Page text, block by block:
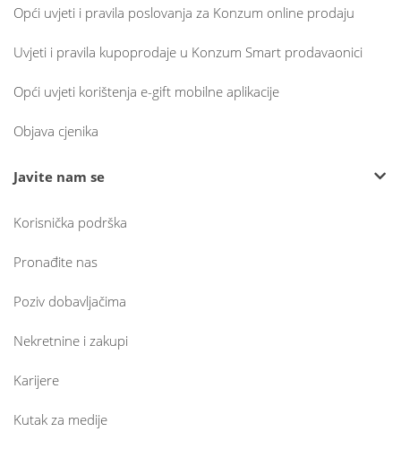
Opći uvjeti i pravila poslovanja za Konzum online prodaju
Uvjeti i pravila kupoprodaje u Konzum Smart prodavaonici
Opći uvjeti korištenja e-gift mobilne aplikacije
Objava cjenika
Javite nam se
Korisnička podrška
Pronađite nas
Poziv dobavljačima
Nekretnine i zakupi
Karijere
Kutak za medije